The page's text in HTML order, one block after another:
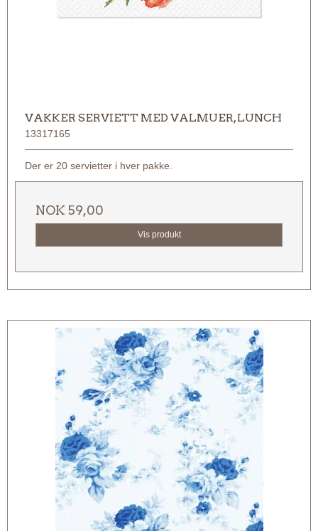
VAKKER SERVIETT MED VALMUER, LUNCH
13317165
Der er 20 servietter i hver pakke.
NOK 59,00
Vis produkt